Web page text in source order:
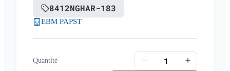
8412NGHAR-183
EBM PAPST
Quantité